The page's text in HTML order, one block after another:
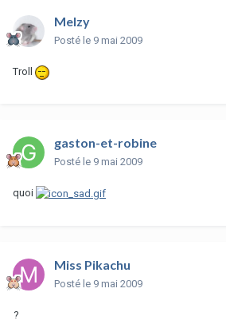
Melzy
Posté le 9 mai 2009
Troll
gaston-et-robine
Posté le 9 mai 2009
quoi
Miss Pikachu
Posté le 9 mai 2009
?